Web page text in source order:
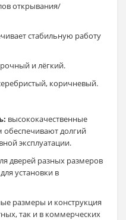
открывания/
стабильную работу
и лёгкий.
коричневый.
высококачественные
обеспечивают долгий
эксплуатации.
дверей разных размеров
установки в
размеры и конструкция
так и в коммерческих